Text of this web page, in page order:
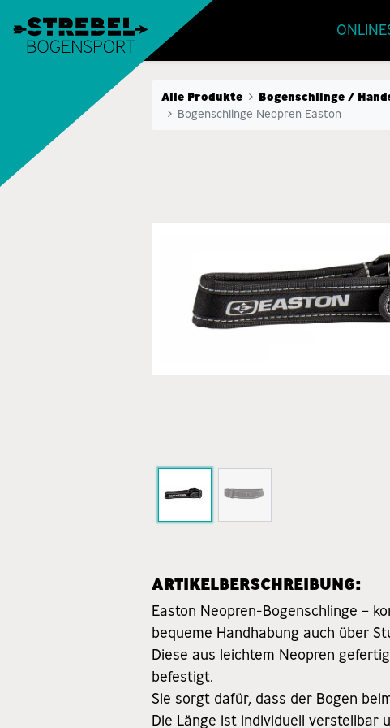
Alle Produkte
Bogenschlinge /
Bogenschlinge Neopren Easton
ARTIKELBERSCHREIBUNG:
Easton Neopren-Bogenschlinge –
bequeme Handhabung auch über
Diese aus leichtem Neopren
befestigt.
Sie sorgt dafür, dass der Bogen
Die Länge ist individuell verstellbar